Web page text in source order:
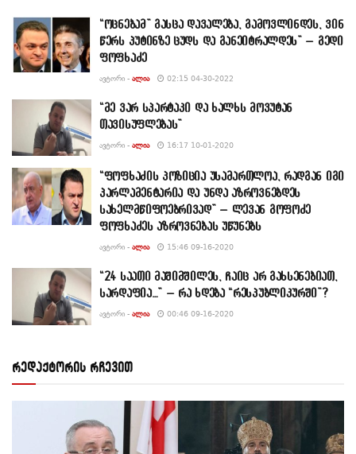
“ოცნებამ” გასცა დავალება, გამოვლინდეს, ვინ
წერს პუტინზე ცუდს და განეიტრალდეს” – გედი
ფოფხაძე
ᲐᲕᲢᲝᲠᲘ - ᲐᲚᲘᲐ 02:15 04-30-2022
“მე ვარ სპარტაკი და ხალხს მოვუტან
თავისუფლებას”
ᲐᲕᲢᲝᲠᲘ - ᲐᲚᲘᲐ 16:17 10-01-2020
“ფოფხაძის პოზიცია უსამართლოა, რადგან იგი
პარლამენტარია და უნდა აზროვნებდეს
სახელმწიფოებრივად” – ლევან გოფოძე
ფოფხაძეს აზროვნებას უწუნებს
ᲐᲕᲢᲝᲠᲘ - ᲐᲚᲘᲐ 15:46 09-16-2020
“24 საათი მაშიმშილეს, ჩაიც არ გახსენებიათ,
სარდაფია…” – რა ხდება “რესპუბლიკურში”?
ᲐᲕᲢᲝᲠᲘ - ᲐᲚᲘᲐ 00:46 09-16-2020
რედაქტორის რჩევით